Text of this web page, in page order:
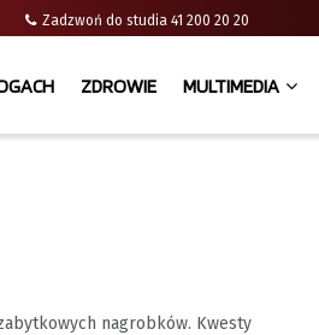
Zadzwoń do studia 41 200 20 20
ZDROWIE MULTIMEDIA
nagrobków. Kwesty